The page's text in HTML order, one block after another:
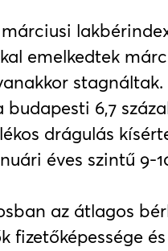
emelkedtek
stagnáltak.
budapesti 6,7
drágulás
éves szintű 9-
az átlagos
fizetőképessége